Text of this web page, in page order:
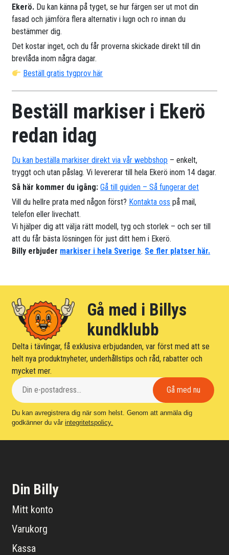
Ekerö. Du kan känna på tyget, se hur färgen ser ut mot din
fasad och jämföra flera alternativ i lugn och ro innan du
bestämmer dig.
Det kostar inget, och du får proverna skickade direkt till din
brevlåda inom några dagar.
Beställ gratis tygprov här
Beställ markiser i Ekerö
redan idag
Du kan beställa markiser direkt via vår webbshop – enkelt,
tryggt och utan påslag. Vi levererar till hela Ekerö inom 14 dagar.
Så här kommer du igång: Gå till guiden – Så fungerar det
Vill du hellre prata med någon först? Kontakta oss på mail,
telefon eller livechatt.
Vi hjälper dig att välja rätt modell, tyg och storlek – och ser till
att du får bästa lösningen för just ditt hem i Ekerö.
Billy erbjuder markiser i hela Sverige. Se fler platser här.
Gå med i Billys
kundklubb
Delta i tävlingar, få exklusiva erbjudanden, var först med att se
helt nya produktnyheter, underhållstips och råd, rabatter och
mycket mer.
Du kan avregistrera dig när som helst. Genom att anmäla dig
godkänner du vårintegritetspolicy.
Din Billy
Mitt konto
Varukorg
Kassa